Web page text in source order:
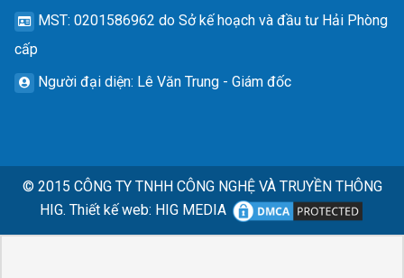
MST: 0201586962 do Sở kế hoạch và đầu tư Hải Phòng
cấp
Người đại diện: Lê Văn Trung - Giám đốc
© 2015 CÔNG TY TNHH CÔNG NGHỆ VÀ TRUYỀN THÔNG
HIG. Thiết kế web: HIG MEDIA